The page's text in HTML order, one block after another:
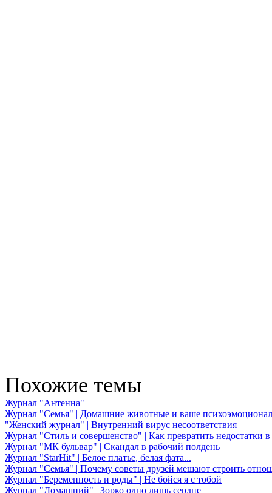
Похожие темы
Журнал "Антенна"
Журнал "Семья" | Домашние животные и ваше
"Женский журнал" | Внутренний вирус несоответствия
Журнал "Стиль и совершенство" | Как превратить недостатки в
Журнал "МК бульвар" | Скандал в рабочий полдень
Журнал "StarHit" | Белое платье, белая фата...
Журнал "Семья" | Почему советы друзей мешают строить
Журнал "Беременность и роды" | Не бойся я с тобой
Журнал "Домашний" | Зорко одно лишь сердце